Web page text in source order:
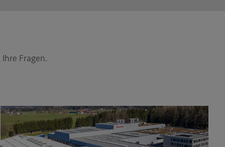
Fragen.